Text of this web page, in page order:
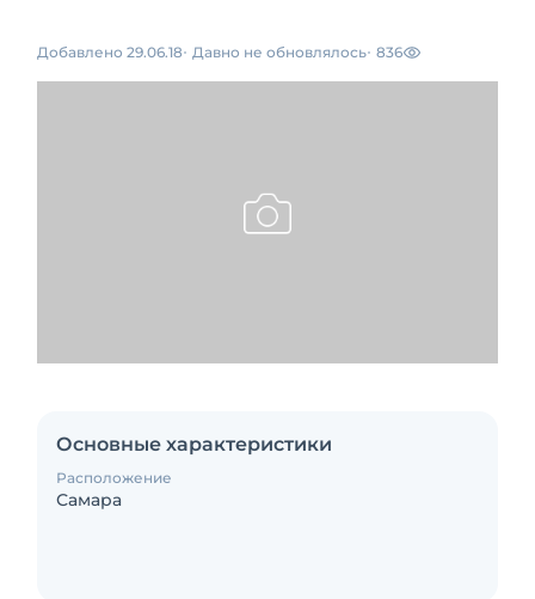
Добавлено 29.06.18 Давно не обновлялось 836
Основные характеристики
Расположение
Самара